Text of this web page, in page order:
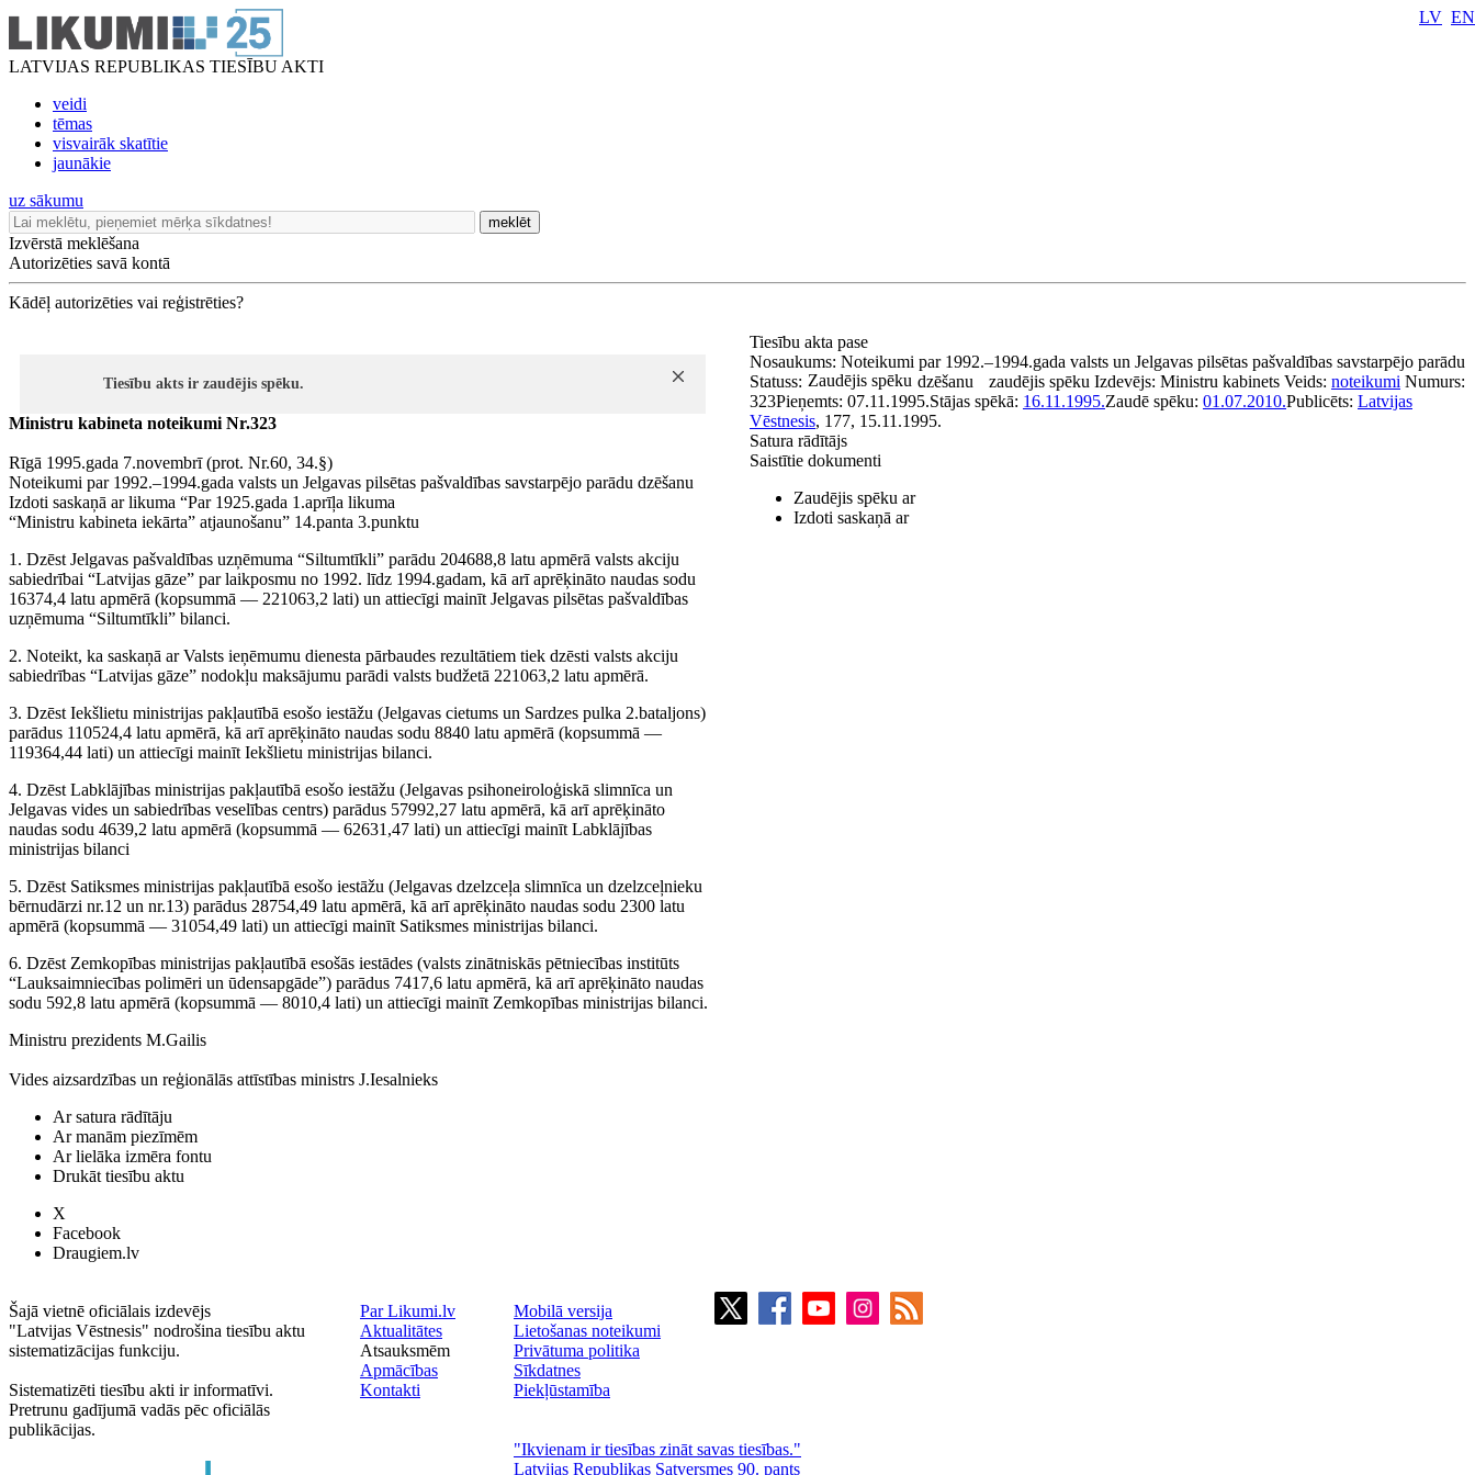
LATVIJAS REPUBLIKAS TIESĪBU AKTI
veidi
tēmas
visvairāk skatītie
jaunākie
LV EN
uz sākumu
meklēt
Izvērstā meklēšana
Autorizēties savā kontā
Kādēļ autorizēties vai reģistrēties?
Tiesību akts ir zaudējis spēku.
Ministru kabineta noteikumi Nr.323
Rīgā 1995.gada 7.novembrī (prot. Nr.60, 34.§)
Noteikumi par 1992.–1994.gada valsts un Jelgavas pilsētas pašvaldības savstarpējo parādu dzēšanu
Izdoti saskaņā ar likuma “Par 1925.gada 1.aprīļa likuma
“Ministru kabineta iekārta” atjaunošanu” 14.panta 3.punktu
1. Dzēst Jelgavas pašvaldības uzņēmuma “Siltumtīkli” parādu 204688,8 latu apmērā valsts akciju
sabiedrībai “Latvijas gāze” par laikposmu no 1992. līdz 1994.gadam, kā arī aprēķināto naudas sodu
16374,4 latu apmērā (kopsummā — 221063,2 lati) un attiecīgi mainīt Jelgavas pilsētas pašvaldības
uzņēmuma “Siltumtīkli” bilanci.
2. Noteikt, ka saskaņā ar Valsts ieņēmumu dienesta pārbaudes rezultātiem tiek dzēsti valsts akciju
sabiedrības “Latvijas gāze” nodokļu maksājumu parādi valsts budžetā 221063,2 latu apmērā.
3. Dzēst Iekšlietu ministrijas pakļautībā esošo iestāžu (Jelgavas cietums un Sardzes pulka 2.bataljons)
parādus 110524,4 latu apmērā, kā arī aprēķināto naudas sodu 8840 latu apmērā (kopsummā —
119364,44 lati) un attiecīgi mainīt Iekšlietu ministrijas bilanci.
4. Dzēst Labklājības ministrijas pakļautībā esošo iestāžu (Jelgavas psihoneiroloģiskā slimnīca un
Jelgavas vides un sabiedrības veselības centrs) parādus 57992,27 latu apmērā, kā arī aprēķināto
naudas sodu 4639,2 latu apmērā (kopsummā — 62631,47 lati) un attiecīgi mainīt Labklājības
ministrijas bilanci
5. Dzēst Satiksmes ministrijas pakļautībā esošo iestāžu (Jelgavas dzelzceļa slimnīca un dzelzceļnieku
bērnudārzi nr.12 un nr.13) parādus 28754,49 latu apmērā, kā arī aprēķināto naudas sodu 2300 latu
apmērā (kopsummā — 31054,49 lati) un attiecīgi mainīt Satiksmes ministrijas bilanci.
6. Dzēst Zemkopības ministrijas pakļautībā esošās iestādes (valsts zinātniskās pētniecības institūts
“Lauksaimniecības polimēri un ūdensapgāde”) parādus 7417,6 latu apmērā, kā arī aprēķināto naudas
sodu 592,8 latu apmērā (kopsummā — 8010,4 lati) un attiecīgi mainīt Zemkopības ministrijas bilanci.
Ministru prezidents M.Gailis
Vides aizsardzības un reģionālās attīstības ministrs J.Iesalnieks
Tiesību akta pase
Nosaukums: Noteikumi par 1992.–1994.gada valsts un Jelgavas pilsētas pašvaldības savstarpējo parādu
dzēšanu
Statuss: Zaudējis spēku zaudējis spēku Izdevējs: Ministru kabinets Veids: noteikumi Numurs:
323Pieņemts: 07.11.1995.Stājas spēkā: 16.11.1995.Zaudē spēku: 01.07.2010.Publicēts: Latvijas
Vēstnesis, 177, 15.11.1995.
Satura rādītājs
Saistītie dokumenti
Zaudējis spēku ar
Izdoti saskaņā ar
Ar satura rādītāju
Ar manām piezīmēm
Ar lielāka izmēra fontu
Drukāt tiesību aktu
X
Facebook
Draugiem.lv
Šajā vietnē oficiālais izdevējs
"Latvijas Vēstnesis" nodrošina tiesību aktu
sistematizācijas funkciju.
Sistematizēti tiesību akti ir informatīvi.
Pretrunu gadījumā vadās pēc oficiālās
publikācijas.
Par Likumi.lv
Aktualitātes
Atsauksmēm
Apmācības
Kontakti
Mobilā versija
Lietošanas noteikumi
Privātuma politika
Sīkdatnes
Piekļūstamība
"Ikvienam ir tiesības zināt savas tiesības."
Latvijas Republikas Satversmes 90. pants